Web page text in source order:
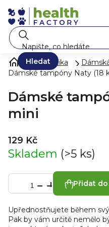
na
obsah
Hledat
Kosmetika
Dámské tampóny Naty (18
Dámské
mini
129 Kč
Skladem (>5 ks)
Přidat
Upřednostňujete během
Pak by vám určitě nemělo